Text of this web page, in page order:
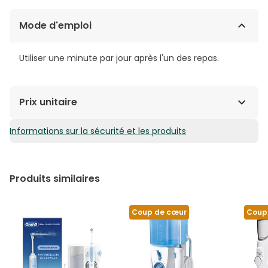
Mode d'emploi
Utiliser une minute par jour après l'un des repas.
Prix unitaire
88,90€ / Unités
Informations sur la sécurité et les produits
Produits similaires
Coup de cœur